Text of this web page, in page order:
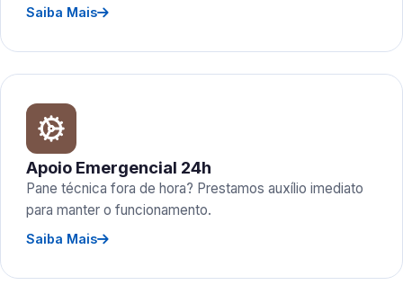
Saiba Mais
Apoio Emergencial 24h
Pane técnica fora de hora? Prestamos auxílio imediato
para manter o funcionamento.
Saiba Mais